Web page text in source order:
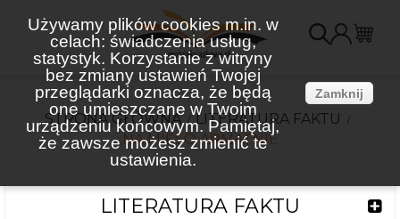
Używamy plików cookies m.in. w
celach: świadczenia usług,
statystyk. Korzystanie z witryny
bez zmiany ustawień Twojej
przeglądarki oznacza, że będą
one umieszczane w Twoim
urządzeniu końcowym. Pamiętaj,
że zawsze możesz zmienić te
ustawienia.
Zamknij
STRONA GŁÓWNA
LITERATURA FAKTU
NA MIĘSO ARMATNIE
LITERATURA FAKTU